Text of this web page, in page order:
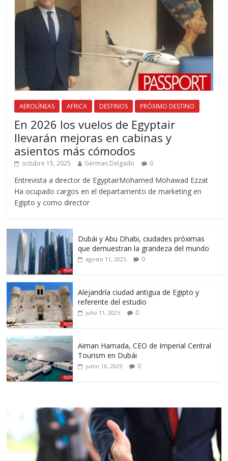
AEROLÍNEAS AFRICA DESTINOS PRÓXIMO DESTINO
En 2026 los vuelos de Egyptair
llevarán mejoras en cabinas y
asientos más cómodos
octubre 15, 2025 German Delgado 0
Entrevista a director de EgyptairMohamed Mohawad Ezzat
Ha ocupado cargos en el departamento de marketing en
Egipto y como director
Dubái y Abu Dhabi, ciudades próximas
que demuestran la grandeza del mundo
agosto 11, 2025 0
Alejandría ciudad antigua de Egipto y
referente del estudio
julio 11, 2025 0
Aiman Hamada, CEO de Imperial Central
Tourism en Dubái
junio 16, 2025 0